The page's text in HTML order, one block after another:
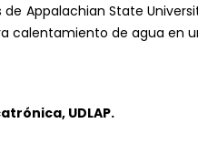
Appalachian State
de agua en
UDLAP.